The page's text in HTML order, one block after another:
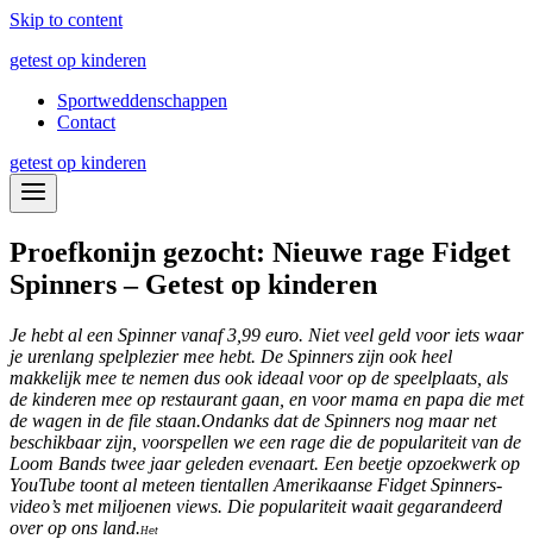
Skip to content
getest op kinderen
Sportweddenschappen
Contact
getest op kinderen
Proefkonijn gezocht: Nieuwe rage Fidget
Spinners – Getest op kinderen
Je hebt al een Spinner vanaf 3,99 euro. Niet veel geld voor iets waar
je urenlang spelplezier mee hebt. De Spinners zijn ook heel
makkelijk mee te nemen dus ook ideaal voor op de speelplaats, als
de kinderen mee op restaurant gaan, en voor mama en papa die met
de wagen in de file staan.Ondanks dat de Spinners nog maar net
beschikbaar zijn, voorspellen we een rage die de populariteit van de
Loom Bands twee jaar geleden evenaart. Een beetje opzoekwerk op
YouTube toont al meteen tientallen Amerikaanse Fidget Spinners-
video’s met miljoenen views. Die populariteit waait gegarandeerd
over op ons land.Het